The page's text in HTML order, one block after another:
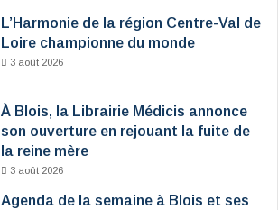
L’Harmonie de la région Centre-Val de
Loire championne du monde
3 août 2026
À Blois, la Librairie Médicis annonce
son ouverture en rejouant la fuite de
la reine mère
3 août 2026
Agenda de la semaine à Blois et ses